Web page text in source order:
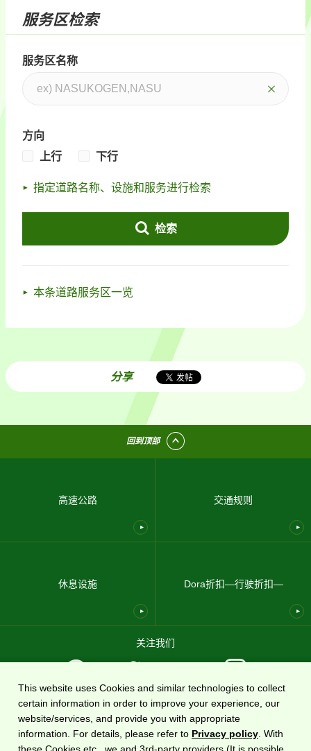
服务区检索
服务区名称
方向
上行
下行
指定道路名称、设施和服务进行检索
检索
本条道路服务区一览
分享
回到顶部
高速公路 交通规则
休息设施 Dora折扣—行驶折扣—
关注我们
使用条款 隐私政策 网站地图 关于我们
国家高速公路信息网站 DoRaPuRa (E-NEXCO Drive Plaza)由东日本高速道路株式会社运营
This website uses Cookies and similar technologies to collect
certain information in order to improve your experience, our
website/services, and provide you with appropriate
information. For details, please refer to Privacy policy . With